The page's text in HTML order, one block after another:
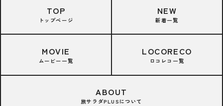
TOP
トップページ
NEW
新着一覧
MOVIE
ムービー一覧
LOCORECO
ロコレコ一覧
ABOUT
旅サラダPLUSについて